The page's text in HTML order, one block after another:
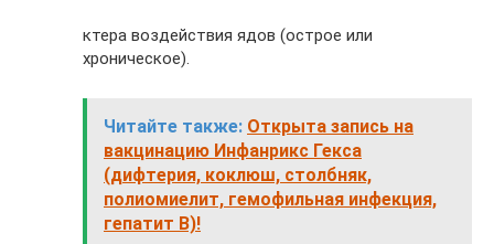
ктера воздействия ядов (острое или
хроническое).
Читайте также: Открыта запись на
вакцинацию Инфанрикс Гекса
(дифтерия, коклюш, столбняк,
полиомиелит, гемофильная инфекция,
гепатит B)!